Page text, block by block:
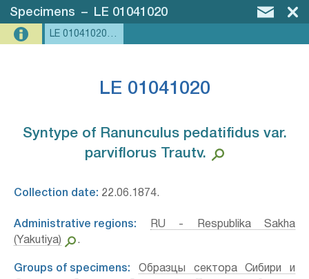
Specimens – LE 01041020
LE 01041020, LE 01082426
LE 01041020
Syntype of Ranunculus pedatifidus var.
parviflorus Trautv.⁣
Collection date: 22.06.1874.
Administrative regions:
RU - Respublika Sakha
(Yakutiya)
.
Groups of specimens:
Образцы сектора Сибири и